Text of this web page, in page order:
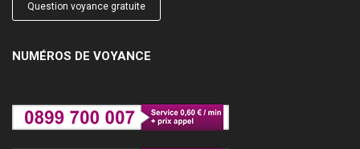
Question voyance gratuite
NUMÉROS DE VOYANCE